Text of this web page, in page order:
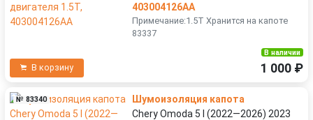
403004126AA
Примечание:1.5T Хранится на капоте
83337
В корзину
В наличии
1 000 ₽
№ 83340
Шумоизоляция капота
Chery Omoda 5 I (2022—2026) 2023